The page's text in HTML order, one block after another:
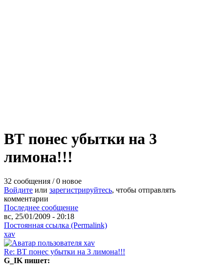
ВТ понес убытки на 3
лимона!!!
32 сообщения / 0 новое
Войдите или зарегистрируйтесь, чтобы отправлять
комментарии
Последнее сообщение
вс, 25/01/2009 - 20:18
Постоянная ссылка (Permalink)
xav
Re: ВТ понес убытки на 3 лимона!!!
G_IK пишет: